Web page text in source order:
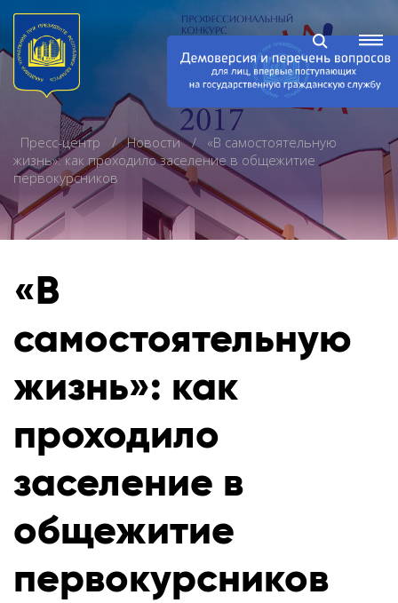
Пресс-центр Новости
«В самостоятельную
жизнь»: как проходило заселение в общежитие
первокурсников
«В
самостоятельную
жизнь»: как
проходило
заселение в
общежитие
первокурсников